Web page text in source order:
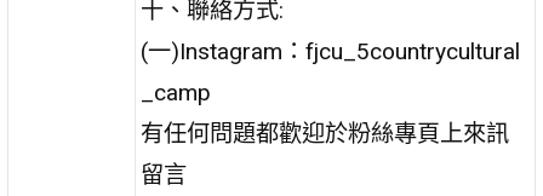
十、聯絡方式:
(一)Instagram：fjcu_5countrycultural
_camp
有任何問題都歡迎於粉絲專頁上來訊
留言